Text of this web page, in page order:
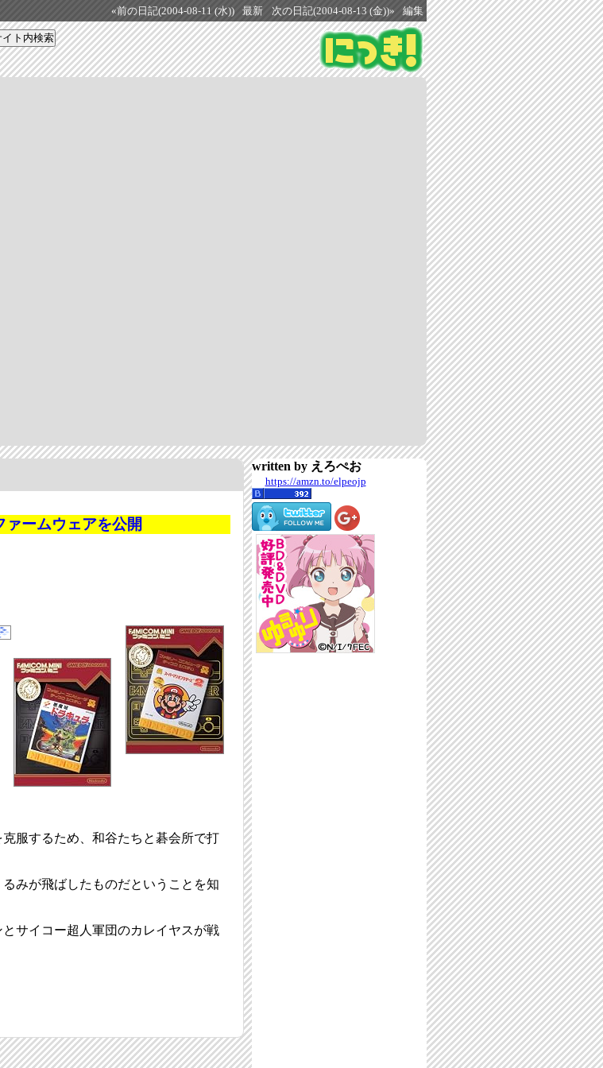
«前の日記(2004-08-11 (水)) 最新 次の日記(2004-08-13 (金))» 編集
ームウェアを公開
服するため、和谷たちと碁会所で打
みが飛ばしたものだということを知
サイコー超人軍団のカレイヤスが戦
written by えろぺお
https://amzn.to/elpeojp